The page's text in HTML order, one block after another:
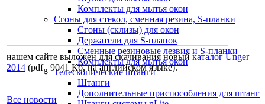
Комплекты для мытья окон
Сгоны для стекол, сменная резина, S-планки
Сгоны (склизы) для окон
Держатели для S-планок
Сменные резиновые лезвия и S-планки
Комплекты для мытья окон
Телескопические штанги
Штанги
Дополнительные приспособления для штанг
нашем сайте выложен для скачивания новыйкаталог Unger
2014 (pdf., 9041 Кб, на английском языке).
Все новости